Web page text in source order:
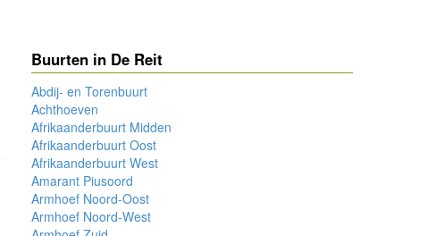
Buurten in De Reit
Abdij- en Torenbuurt
Achthoeven
Afrikaanderbuurt Midden
Afrikaanderbuurt Oost
Afrikaanderbuurt West
Amarant Piusoord
Armhoef Noord-Oost
Armhoef Noord-West